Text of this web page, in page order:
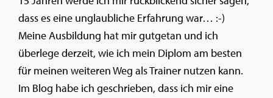
dass es eine unglaubliche Erfahrung war… :-)
Meine Ausbildung hat mir gutgetan und ich
überlege derzeit, wie ich mein Diplom am besten
für meinen weiteren Weg als Trainer nutzen kann.
Im Blog habe ich geschrieben, dass ich mir eine